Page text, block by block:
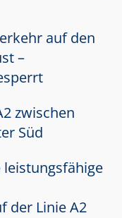
auf den
–
zwischen
Süd
der Linie A2